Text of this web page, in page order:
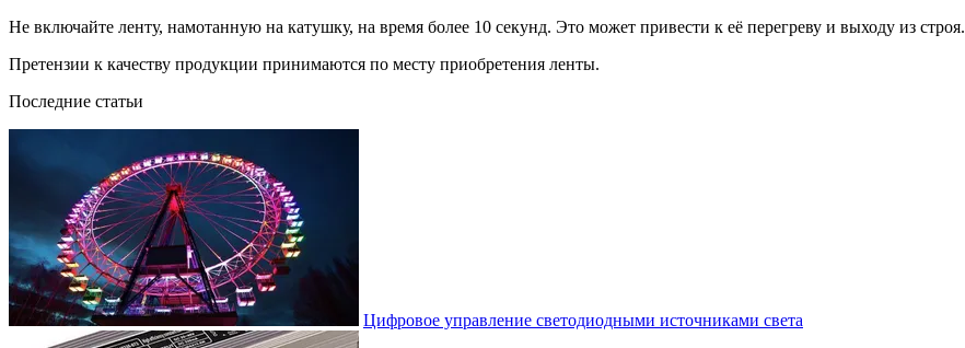
Не включайте ленту, намотанную на катушку, на время более 10 секунд. Это может привести к её перегреву и выходу из строя.
Претензии к качеству продукции принимаются по месту приобретения ленты.
Последние статьи
Цифровое управление светодиодными источниками света